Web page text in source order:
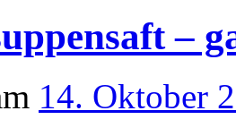
–
14. Oktober